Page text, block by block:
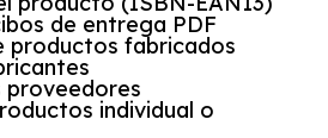
de entrega PDF
productos fabricados
proveedores
individual o